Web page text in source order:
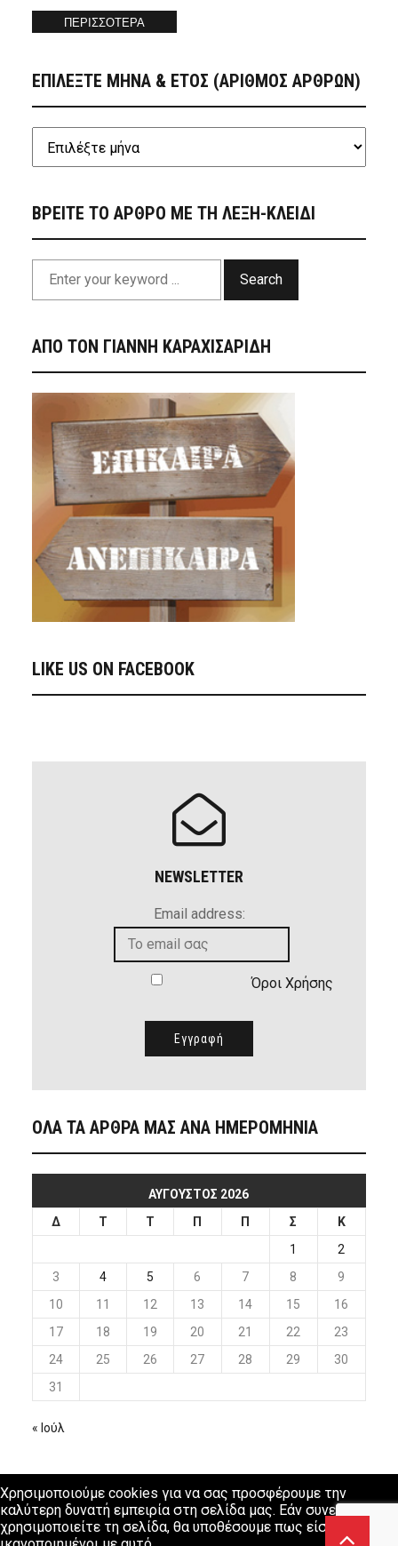
ΠΕΡΙΣΣΟΤΕΡΑ
ΕΠΙΛΕΞΤΕ ΜΗΝΑ & ΕΤΟΣ (ΑΡΙΘΜΟΣ ΑΡΘΡΩΝ)
ΒΡΕΙΤΕ ΤΟ ΑΡΘΡΟ ΜΕ ΤΗ ΛΕΞΗ-ΚΛΕΙΔΙ
Search
ΑΠΟ ΤΟΝ ΓΙΑΝΝΗ ΚΑΡΑΧΙΣΑΡΙΔΗ
LIKE US ON FACEBOOK
NEWSLETTER
Email address:
Όροι Χρήσης
ΟΛΑ ΤΑ ΑΡΘΡΑ ΜΑΣ ΑΝΑ ΗΜΕΡΟΜΗΝΙΑ
ΑΎΓΟΥΣΤΟΣ 2026
Δ
Τ Τ Π Π Σ
Κ
1
2
3
4 5 6 7 8
9
10
11 12 13 14 15
16
17
18 19 20 21 22
23
24
25 26 27 28 29
30
31
« Ιούλ
Χρησιμοποιούμε cookies για να σας προσφέρουμε την
καλύτερη δυνατή εμπειρία στη σελίδα μας. Εάν συνεχίσετε να
χρησιμοποιείτε τη σελίδα, θα υποθέσουμε πως είστε